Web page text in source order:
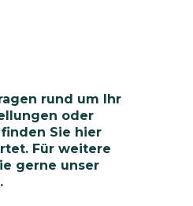
rund um Ihr
oder
Sie hier
Für weitere
gerne unser